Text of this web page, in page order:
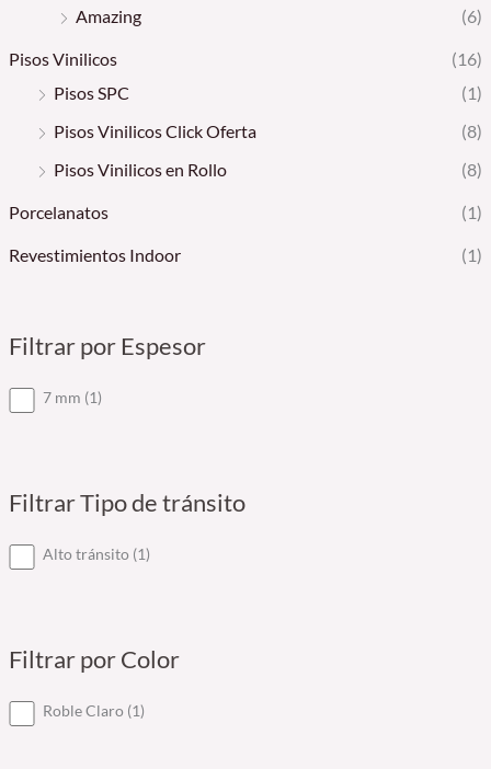
Amazing
(6)
Pisos Vinilicos
(16)
Pisos SPC
(1)
Pisos Vinilicos Click Oferta
(8)
Pisos Vinilicos en Rollo
(8)
Porcelanatos (1)
Revestimientos Indoor (1)
Filtrar por Espesor
7 mm 11
u
t
Filtrar Tipo de tránsito
Alto tránsito 11
u
Filtrar por Color
Roble Claro 11